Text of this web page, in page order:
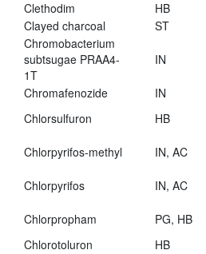
Clethodim
HB
Clayed charcoal
ST
Chromobacterium
subtsugae PRAA4-
1T
IN
Chromafenozide IN
Chlorsulfuron
HB
Chlorpyrifos-methyl
IN, AC
Chlorpyrifos
IN, AC
Chlorpropham
PG, HB
Chlorotoluron
HB